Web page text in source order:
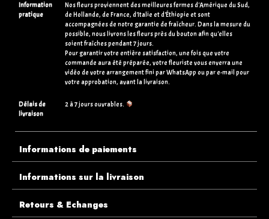
Information
pratique
Nos fleurs proviennent des meilleures fermes d'Amérique du Sud,
de Hollande, de France, d'Italie et d'Éthiopie et sont
accompagnées de notre garantie de fraîcheur. Dans la mesure du
possible, nous livrons les fleurs près du bouton afin qu'elles
soient fraîches pendant 7 jours.
Pour garantir votre entière satisfaction, une fois que votre
commande aura été préparée, votre fleuriste vous enverra une
vidéo de votre arrangement fini par WhatsApp ou par e-mail pour
votre approbation, avant la livraison.
Délais de
livraison
2 à 7 jours ouvrables.
Informations de paiements
Informations sur la livraison
Retours & Echanges